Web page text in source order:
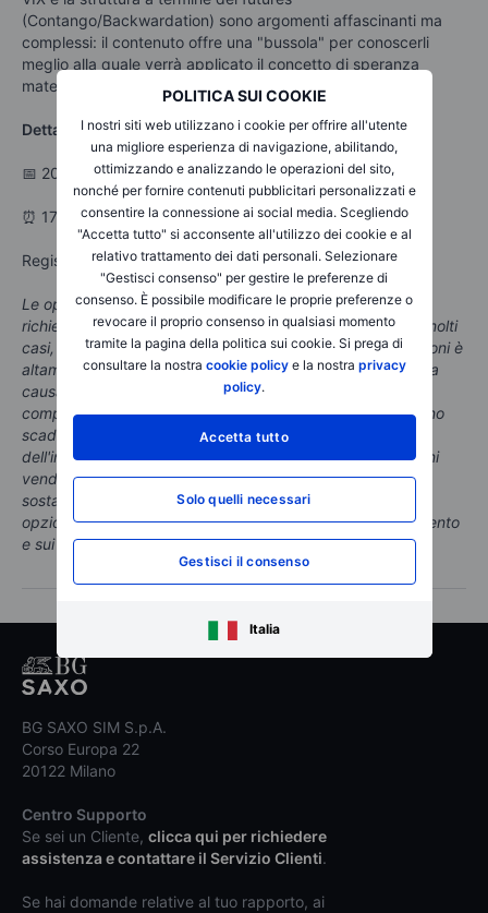
POLITICA SUI COOKIE
I nostri siti web utilizzano i cookie per offrire all'utente
una migliore esperienza di navigazione, abilitando,
ottimizzando e analizzando le operazioni del sito,
nonché per fornire contenuti pubblicitari personalizzati e
consentire la connessione ai social media. Scegliendo
"Accetta tutto" si acconsente all'utilizzo dei cookie e al
relativo trattamento dei dati personali. Selezionare
"Gestisci consenso" per gestire le preferenze di
consenso. È possibile modificare le proprie preferenze o
revocare il proprio consenso in qualsiasi momento
tramite la pagina della politica sui cookie. Si prega di
consultare la nostra cookie policye la nostra privacy
policy.
Accetta tutto
Solo quelli necessari
Gestisci il consenso
Italia
(Contango/Backwardation) sono argomenti affascinanti ma
complessi: il contenuto offre una "bussola" per conoscerli
meglio alla quale verrà applicato il concetto di speranza
matematica utile per togliere il rumore di fondo.
Dettagli dell'evento
📅 20 maggio 2026
⏰ 17:00
Registrati ora!
Le opzioni sono prodotti complessi e ad alto rischio e
richiedono conoscenza, esperienza di investimento e, in molti
casi, un'elevata accettazione del rischio. Il trading di opzioni è
altamente speculativo e non è adatto a tutti gli investitori a
causa dei rischi connessi. La negoziazione di opzioni
comporta un rischio elevato. Le opzioni acquistate possono
scadere senza valore, con la conseguente perdita
dell'investimento iniziale (premio e costi), mentre le opzioni
vendute possono comportare per l’investitore perdite
sostanziali (potenzialmente illimitate). Prima di investire in
opzioni, è necessario essere ben informarti sul funzionamento
e sui rischi di tali prodotti.
BG SAXO SIM S.p.A.
Corso Europa 22
20122 Milano
Centro Supporto
Se sei un Cliente, clicca qui per richiedere
assistenza e contattare il Servizio Clienti.
Se hai domande relative al tuo rapporto, ai